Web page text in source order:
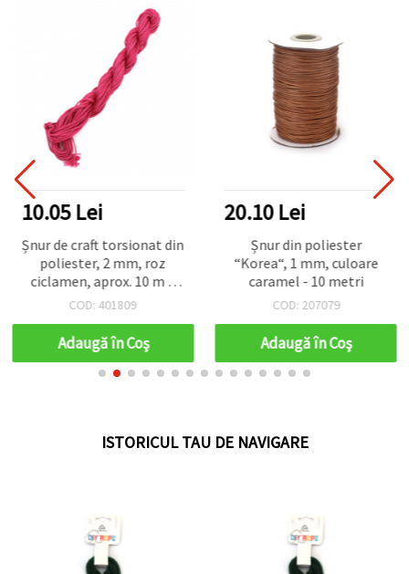
10.05 Lei
Șnur de craft torsionat din
poliester, 2 mm, roz
ciclamen, aprox. 10 m –
rezistent, pentru
brățări, Kumihimo și
proiecte decorative DIY
COD: 401809
Adaugă în Coş
20.10 Lei
Șnur din poliester
“Korea“, 1 mm, culoare
caramel - 10 metri
COD: 207079
Adaugă în Coş
ISTORICUL TAU DE NAVIGARE